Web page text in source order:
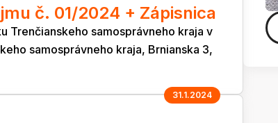
č. 01/2024 + Zápisnica
Trenčianskeho samosprávneho kraja v
samosprávneho kraja, Brnianska 3,
31.1.2024